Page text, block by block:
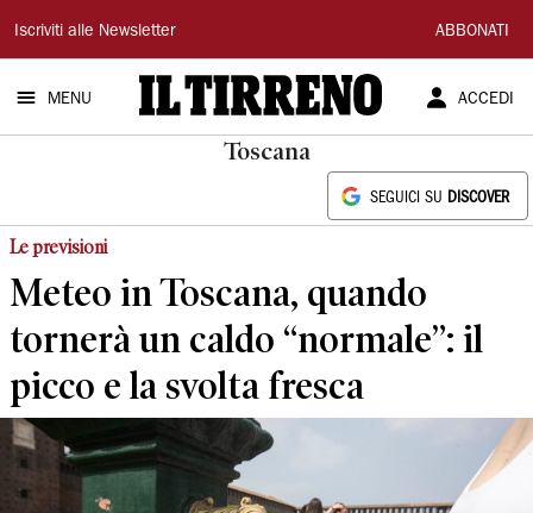
Il
Tirreno
Iscriviti alle Newsletter ABBONATI
MENU ACCEDI
Toscana
SEGUICI SU DISCOVER
Le previsioni
Meteo in Toscana, quando
tornerà un caldo “normale”: il
picco e la svolta fresca